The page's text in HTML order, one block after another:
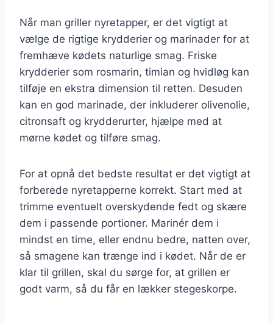
Når man griller nyretapper, er det vigtigt at
vælge de rigtige krydderier og marinader for at
fremhæve kødets naturlige smag. Friske
krydderier som rosmarin, timian og hvidløg kan
tilføje en ekstra dimension til retten. Desuden
kan en god marinade, der inkluderer olivenolie,
citronsaft og krydderurter, hjælpe med at
mørne kødet og tilføre smag.
For at opnå det bedste resultat er det vigtigt at
forberede nyretapperne korrekt. Start med at
trimme eventuelt overskydende fedt og skære
dem i passende portioner. Marinér dem i
mindst en time, eller endnu bedre, natten over,
så smagene kan trænge ind i kødet. Når de er
klar til grillen, skal du sørge for, at grillen er
godt varm, så du får en lækker stegeskorpe.